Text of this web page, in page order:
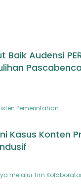
Audensi
Pemerintahan…
Kasus Konten
melalui Tim